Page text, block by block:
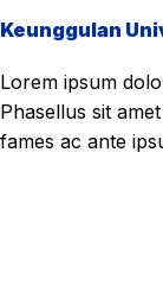
Keunggulan
Lorem ipsum
Phasellus sit
fames ac ante